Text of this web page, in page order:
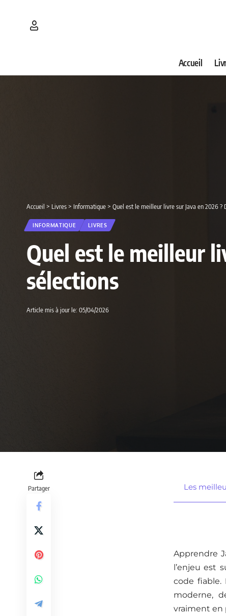
Accueil
Accueil > Livres> Informatique > Quel est le meilleur livre sur Java en 2026 ?
INFORMATIQUE LIVRES
Quel est le meilleur
sélections
Article mis à jour le: 05/04/2026
Partager Les
Apprendre
l’enjeu est
code fiable.
moderne,
vraiment en